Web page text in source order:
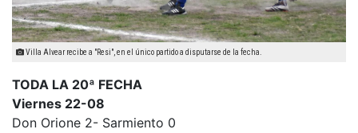
Villa Alvear recibe a "Resi", en el único partido a disputarse de la fecha.
TODA LA 20ª FECHA
Viernes 22-08
Don Orione 2- Sarmiento 0